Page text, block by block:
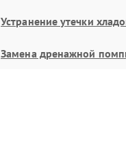
Устранение утечки
Замена дренажной